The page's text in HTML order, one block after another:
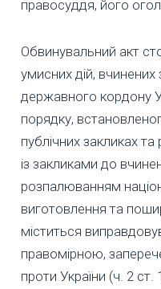
правосуддя, його
Обвинувальний акт
умисних дій,
державного кордону
порядку,
публічних закликах
із закликами до
розпалюванням
виготовлення та
міститься
правомірною,
проти України (ч. 2 ст.